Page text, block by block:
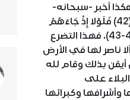
أخبر -سبحانه-
فقال: {وَلَقَدْ أَرْسَلْنَا إِلَى أُمَمٍ مِنْ قَبْلِكَ فَأَخَذْنَاهُمْ بِالْبَأْسَاءِ وَالضَّرَّاءِ لَعَلَّهُمْ يَتَضَرَّعُونَ (42) فَلَوْلا إِذْ جَاءَهُمْ
بَأْسُنَا تَضَرَّعُوا وَلَكِنْ قَسَتْ قُلُوبُهُمْ وَزَيَّنَ لَهُمُ الشَّيْطَانُ مَا كَانُوا يَعْمَلُونَ} (الأنعام:42-43). فهذا التضرع
ناصر لها في الأرض
بذلك وقام لله
على
وكبرائها